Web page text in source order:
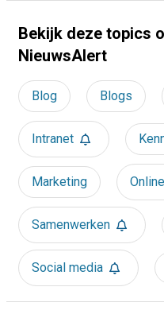
Bekijk deze topics
NieuwsAlert
Blog Blogs
Intranet
Marketing
Samenwerken
Social media